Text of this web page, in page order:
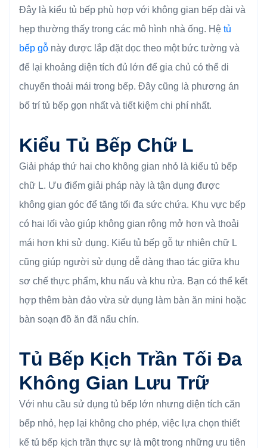
Đây là kiểu tủ bếp phù hợp với không gian bếp dài và
hẹp thường thấy trong các mô hình nhà ống. Hệ tủ
bếp gỗ này được lắp đặt dọc theo một bức tường và
để lại khoảng diện tích đủ lớn để gia chủ có thể di
chuyển thoải mái trong bếp. Đây cũng là phương án
bố trí tủ bếp gọn nhất và tiết kiệm chi phí nhất.
Kiểu Tủ Bếp Chữ L
Giải pháp thứ hai cho không gian nhỏ là kiểu tủ bếp
chữ L. Ưu điểm giải pháp này là tận dụng được
không gian góc để tăng tối đa sức chứa. Khu vực bếp
có hai lối vào giúp không gian rộng mở hơn và thoải
mái hơn khi sử dụng. Kiểu tủ bếp gỗ tự nhiên chữ L
cũng giúp người sử dụng dễ dàng thao tác giữa khu
sơ chế thực phẩm, khu nấu và khu rửa. Bạn có thể kết
hợp thêm bàn đảo vừa sử dụng làm bàn ăn mini hoặc
bàn soạn đồ ăn đã nấu chín.
Tủ Bếp Kịch Trần Tối Đa
Không Gian Lưu Trữ
Với nhu cầu sử dụng tủ bếp lớn nhưng diện tích căn
bếp nhỏ, hẹp lại không cho phép, việc lựa chọn thiết
kế tủ bếp kịch trần thực sự là một trong những ưu tiên